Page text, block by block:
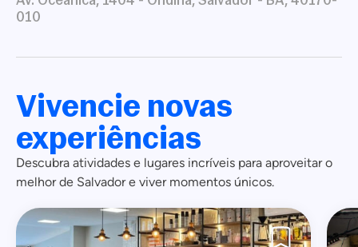
010
Vivencie novas
experiências
Descubra atividades e lugares incríveis para aproveitar o
melhor de Salvador e viver momentos únicos.